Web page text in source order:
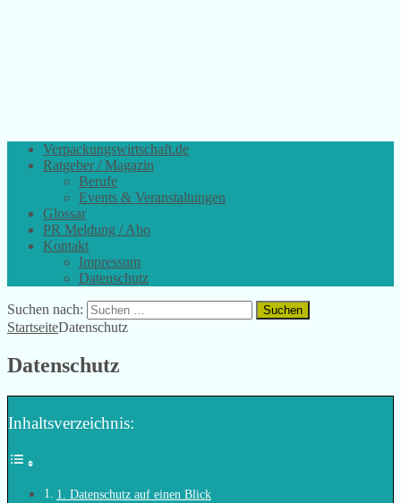
Verpackungswirtschaft.de
Ratgeber / Magazin
Berufe
Events & Veranstaltungen
Glossar
PR Meldung / Abo
Kontakt
Impressum
Datenschutz
Suchen nach:
StartseiteDatenschutz
Datenschutz
Inhaltsverzeichnis:
1. Datenschutz auf einen Blick